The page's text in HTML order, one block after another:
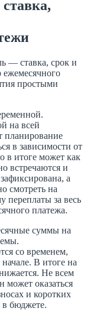
— ставка, срок и
ежемесячного
простыми
на всей
планирование
в зависимости от
в итоге может как
встречаются и
а
смотреть на
переплаты за весь
платежа.
суммы на
со временем,
В итоге на
Не всем
оказаться
и коротких
в бюджете.